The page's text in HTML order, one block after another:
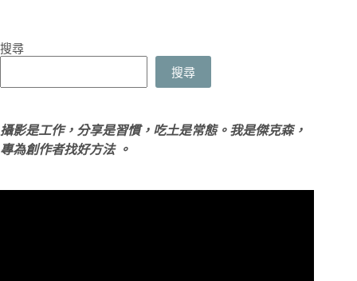
搜尋
搜尋
攝影是工作，分享是習慣，吃土是常態。我是傑克森，
專為創作者找好方法 。